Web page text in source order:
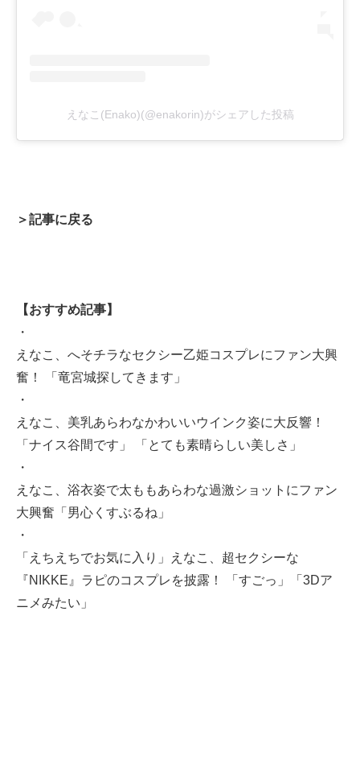
えなこ(Enako)(@enakorin)がシェアした投稿
＞記事に戻る
【おすすめ記事】
・
えなこ、へそチラなセクシー乙姫コスプレにファン大興
奮！ 「竜宮城探してきます」
・
えなこ、美乳あらわなかわいいウインク姿に大反響！
「ナイス谷間です」 「とても素晴らしい美しさ」
・
えなこ、浴衣姿で太ももあらわな過激ショットにファン
大興奮「男心くすぶるね」
・
「えちえちでお気に入り」えなこ、超セクシーな
『NIKKE』ラピのコスプレを披露！ 「すごっ」「3Dア
ニメみたい」